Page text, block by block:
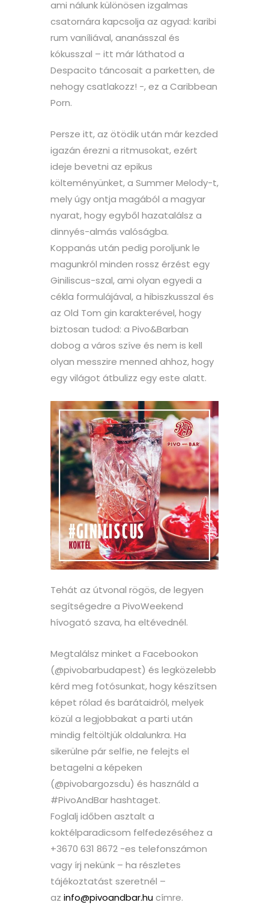
ami nálunk különösen izgalmas
csatornára kapcsolja az agyad: karibi
rum vaníliával, ananásszal és
kókusszal – itt már láthatod a
Despacito táncosait a parketten, de
nehogy csatlakozz! -, ez a Caribbean
Porn.
Persze itt, az ötödik után már kezded
igazán érezni a ritmusokat, ezért
ideje bevetni az epikus
költeményünket, a Summer Melody-t,
mely úgy ontja magából a magyar
nyarat, hogy egyből hazatalálsz a
dinnyés-almás valóságba.
Koppanás után pedig poroljunk le
magunkról minden rossz érzést egy
Giniliscus-szal, ami olyan egyedi a
cékla formulájával, a hibiszkusszal és
az Old Tom gin karakterével, hogy
biztosan tudod: a Pivo&Barban
dobog a város szíve és nem is kell
olyan messzire menned ahhoz, hogy
egy világot átbulizz egy este alatt.
Tehát az útvonal rögös, de legyen
segítségedre a PivoWeekend
hívogató szava, ha eltévednél.
Megtalálsz minket a Facebookon
(@pivobarbudapest) és legközelebb
kérd meg fotósunkat, hogy készítsen
képet rólad és barátaidról, melyek
közül a legjobbakat a parti után
mindig feltöltjük oldalunkra. Ha
sikerülne pár selfie, ne felejts el
betagelni a képeken
(@pivobargozsdu) és használd a
#PivoAndBar hashtaget.
Foglalj időben asztalt a
koktélparadicsom felfedezéséhez a
+3670 631 8672 -es telefonszámon
vagy írj nekünk – ha részletes
tájékoztatást szeretnél –
az info@pivoandbar.hucímre.